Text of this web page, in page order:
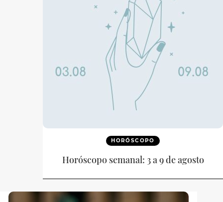
HORÓSCOPO
Horóscopo semanal: 3 a 9 de agosto